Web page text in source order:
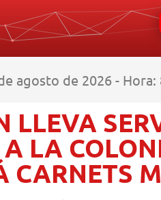
agosto de 2026 - Hora:
LLEVA
LA
CARNETS